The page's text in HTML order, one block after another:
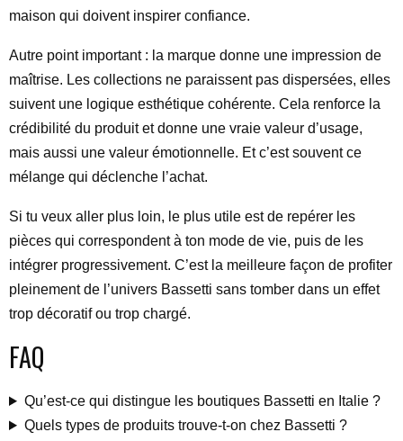
maison qui doivent inspirer confiance.
Autre point important : la marque donne une impression de
maîtrise. Les collections ne paraissent pas dispersées, elles
suivent une logique esthétique cohérente. Cela renforce la
crédibilité du produit et donne une vraie valeur d’usage,
mais aussi une valeur émotionnelle. Et c’est souvent ce
mélange qui déclenche l’achat.
Si tu veux aller plus loin, le plus utile est de repérer les
pièces qui correspondent à ton mode de vie, puis de les
intégrer progressivement. C’est la meilleure façon de profiter
pleinement de l’univers Bassetti sans tomber dans un effet
trop décoratif ou trop chargé.
FAQ
Qu’est-ce qui distingue les boutiques Bassetti en Italie ?
Quels types de produits trouve-t-on chez Bassetti ?